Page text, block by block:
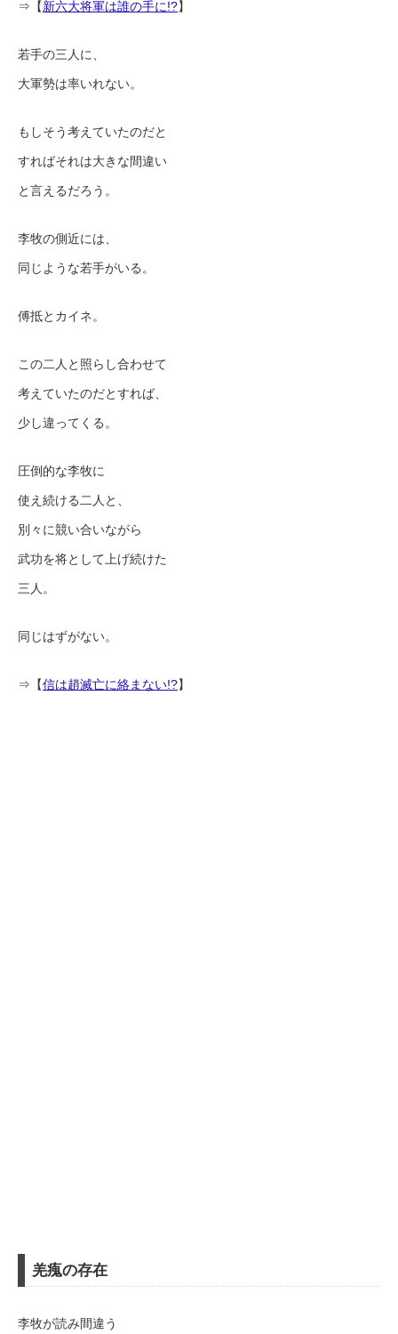
⇒【新六大将軍は誰の手に!?】
若手の三人に、
大軍勢は率いれない。
もしそう考えていたのだと
すればそれは大きな間違い
と言えるだろう。
李牧の側近には、
同じような若手がいる。
傅抵とカイネ。
この二人と照らし合わせて
考えていたのだとすれば、
少し違ってくる。
圧倒的な李牧に
使え続ける二人と、
別々に競い合いながら
武功を将として上げ続けた
三人。
同じはずがない。
⇒【信は趙滅亡に絡まない!?】
羌瘣の存在
李牧が読み間違う